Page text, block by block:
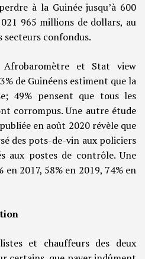
à la Guinée jusqu’à 600
965 millions de dollars, au
secteurs confondus.
et Stat view
de Guinéens estiment que la
49% pensent que tous les
corrompus. Une autre étude
en août 2020 révèle que
des pots-de-vin aux policiers
aux postes de contrôle. Une
en 2017, 58% en 2019, 74% en
et chauffeurs des deux